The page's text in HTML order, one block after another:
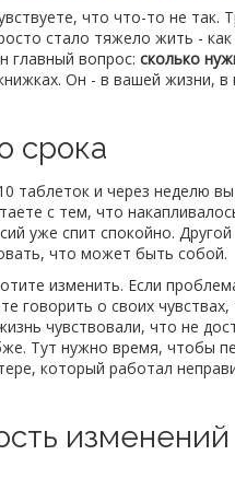
что что-то не так.
стало тяжело жить -
главный вопрос: сколько
Он - в вашей жизни, в
срока
таблеток и через неделю
с тем, что
уже спит спокойно.
что может быть собой.
изменить. Если
говорить о своих
чувствовали, что не
Тут нужно время, чтобы
который работал
изменений